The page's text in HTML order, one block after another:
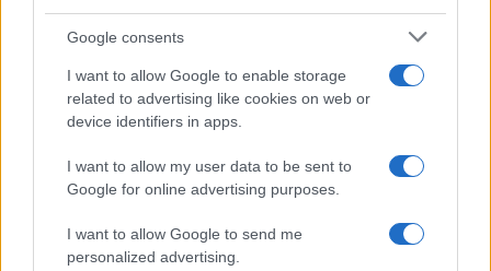
Google consents
I want to allow Google to enable storage
related to advertising like cookies on web or
device identifiers in apps.
I want to allow my user data to be sent to
Google for online advertising purposes.
I want to allow Google to send me
personalized advertising.
farà capo a Eni e il 6,4% a Cdp) contro l’11,8%
della norvegese Siem Industries. L’amministratore
delegato in pectore è l’attuale numero uno di
Saipem Alessandro Puliti, mentre Oslo sceglierà
il presidente.
“Con questa operazione creiamo un leader globale
di grande valore industriale e tecnologico. Saipem
nel corso degli ultimi anni ha compiuto un